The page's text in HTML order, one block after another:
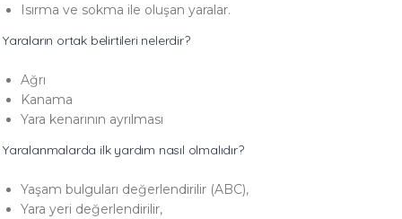
Isırma ve sokma ile oluşan yaralar.
Yaraların ortak belirtileri nelerdir?
Ağrı
Kanama
Yara kenarının ayrılması
Yaralanmalarda ilk yardım nasıl olmalıdır?
Yaşam bulguları değerlendirilir (ABC),
Yara yeri değerlendirilir,